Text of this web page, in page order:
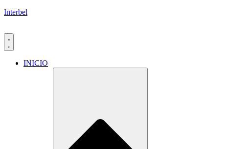
Interbel
INICIO